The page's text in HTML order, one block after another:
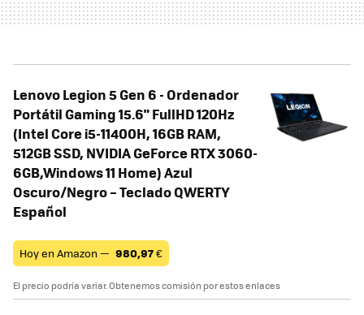
Lenovo Legion 5 Gen 6 - Ordenador
Portátil Gaming 15.6" FullHD 120Hz
(Intel Core i5-11400H, 16GB RAM,
512GB SSD, NVIDIA GeForce RTX 3060-
6GB,Windows 11 Home) Azul
Oscuro/Negro – Teclado QWERTY
Español
Hoy en Amazon — 980,97€
El precio podría variar. Obtenemos comisión por estos enlaces